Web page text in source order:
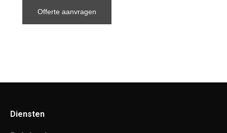
Offerte aanvragen
Diensten